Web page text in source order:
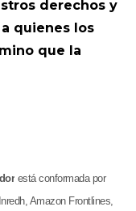
derechos y
quienes los
que la
está conformada por
Amazon Frontlines,